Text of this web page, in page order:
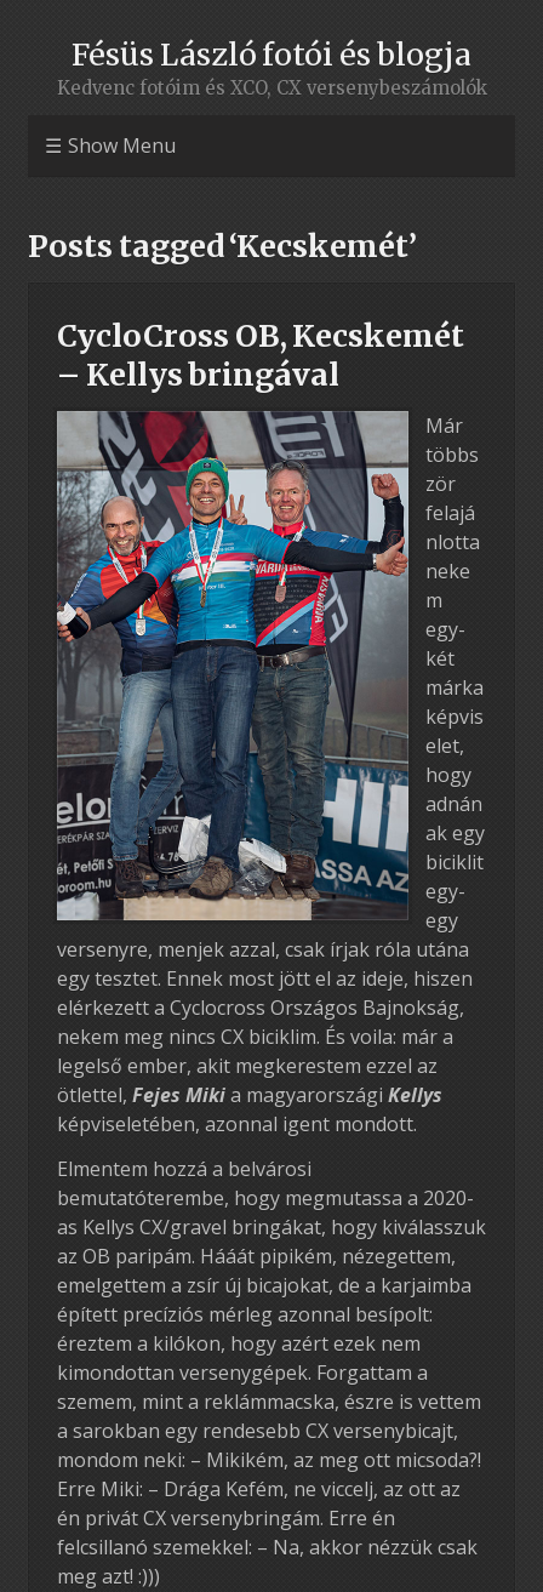
Fésüs László fotói és blogja
Kedvenc fotóim és XCO, CX versenybeszámolók
Show Menu
Posts tagged ‘Kecskemét’
CycloCross OB, Kecskemét
– Kellys bringával
Már
többs
zör
felajá
nlotta
neke
m
egy-
két
márka
képvis
elet,
hogy
adnán
ak egy
biciklit
egy-
egy
versenyre, menjek azzal, csak írjak róla utána
egy tesztet. Ennek most jött el az ideje, hiszen
elérkezett a Cyclocross Országos Bajnokság,
nekem meg nincs CX biciklim. És voila: már a
legelső ember, akit megkerestem ezzel az
ötlettel, Fejes Mikia magyarországi Kellys
képviseletében, azonnal igent mondott.
Elmentem hozzá a belvárosi
bemutatóterembe, hogy megmutassa a 2020-
as Kellys CX/gravel bringákat, hogy kiválasszuk
az OB paripám. Hááát pipikém, nézegettem,
emelgettem a zsír új bicajokat, de a karjaimba
épített precíziós mérleg azonnal besípolt:
éreztem a kilókon, hogy azért ezek nem
kimondottan versenygépek. Forgattam a
szemem, mint a reklámmacska, észre is vettem
a sarokban egy rendesebb CX versenybicajt,
mondom neki: – Mikikém, az meg ott micsoda?!
Erre Miki: – Drága Kefém, ne viccelj, az ott az
én privát CX versenybringám. Erre én
felcsillanó szemekkel: – Na, akkor nézzük csak
meg azt! :)))